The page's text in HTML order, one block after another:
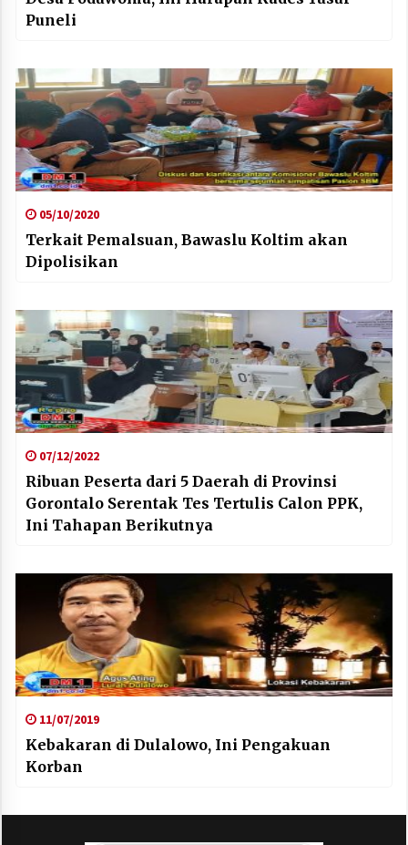
Puneli
05/10/2020
Terkait Pemalsuan, Bawaslu Koltim akan
Dipolisikan
07/12/2022
Ribuan Peserta dari 5 Daerah di Provinsi
Gorontalo Serentak Tes Tertulis Calon PPK,
Ini Tahapan Berikutnya
11/07/2019
Kebakaran di Dulalowo, Ini Pengakuan
Korban